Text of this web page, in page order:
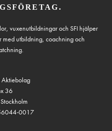
vuxenutbildningar och SFI hjälper
utbildning, coachning och
Aktiebolag
36
0017